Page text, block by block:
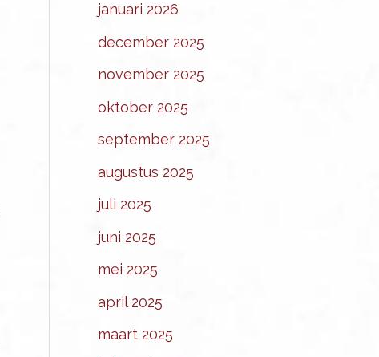
januari 2026
december 2025
november 2025
oktober 2025
september 2025
augustus 2025
juli 2025
juni 2025
mei 2025
april 2025
maart 2025